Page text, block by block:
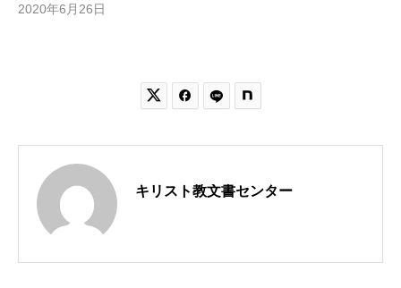
2020年6月26日
 
キリスト教文書センター